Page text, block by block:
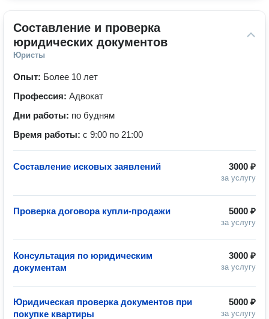
Составление и проверка
юридических документов
Юристы
Опыт: Более 10 лет
Профессия: Адвокат
Дни работы: по будням
Время работы: с 9:00 по 21:00
3000 ₽
за услугу
Составление исковых заявлений
5000 ₽
за услугу
Проверка договора купли-продажи
3000 ₽
за услугу
Консультация по юридическим
документам
5000 ₽
за услугу
Юридическая проверка документов при
покупке квартиры